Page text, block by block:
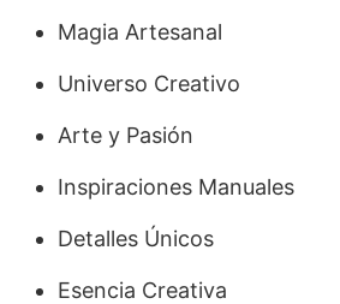
Magia Artesanal
Universo Creativo
Arte y Pasión
Inspiraciones Manuales
Detalles Únicos
Esencia Creativa